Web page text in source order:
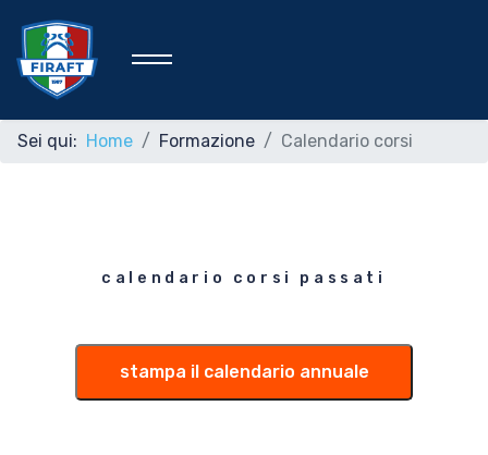
Federazione
Rafting Sportivo
Sei qui: Home Formazione Calendario corsi
calendario corsi passati
stampa il calendario annuale